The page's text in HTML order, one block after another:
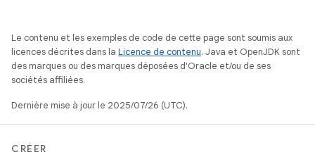
Le contenu et les exemples de code de cette page sont soumis aux
licences décrites dans la Licence de contenu. Java et OpenJDK sont
des marques ou des marques déposées d'Oracle et/ou de ses
sociétés affiliées.
Dernière mise à jour le 2025/07/26 (UTC).
CRÉER